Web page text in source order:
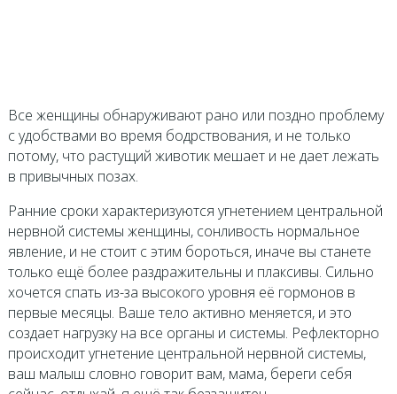
Все женщины обнаруживают рано или поздно проблему
с удобствами во время бодрствования, и не только
потому, что растущий животик мешает и не дает лежать
в привычных позах.
Ранние сроки характеризуются угнетением центральной
нервной системы женщины, сонливость нормальное
явление, и не стоит с этим бороться, иначе вы станете
только ещё более раздражительны и плаксивы. Сильно
хочется спать из-за высокого уровня её гормонов в
первые месяцы. Ваше тело активно меняется, и это
создает нагрузку на все органы и системы. Рефлекторно
происходит угнетение центральной нервной системы,
ваш малыш словно говорит вам, мама, береги себя